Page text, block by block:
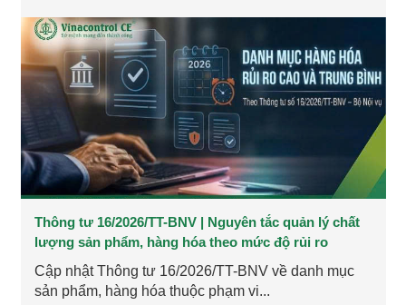
Thông tư 16/2026/TT-BNV | Nguyên tắc quản lý chất
lượng sản phẩm, hàng hóa theo mức độ rủi ro
Cập nhật Thông tư 16/2026/TT-BNV về danh mục
sản phẩm, hàng hóa thuộc phạm vi...